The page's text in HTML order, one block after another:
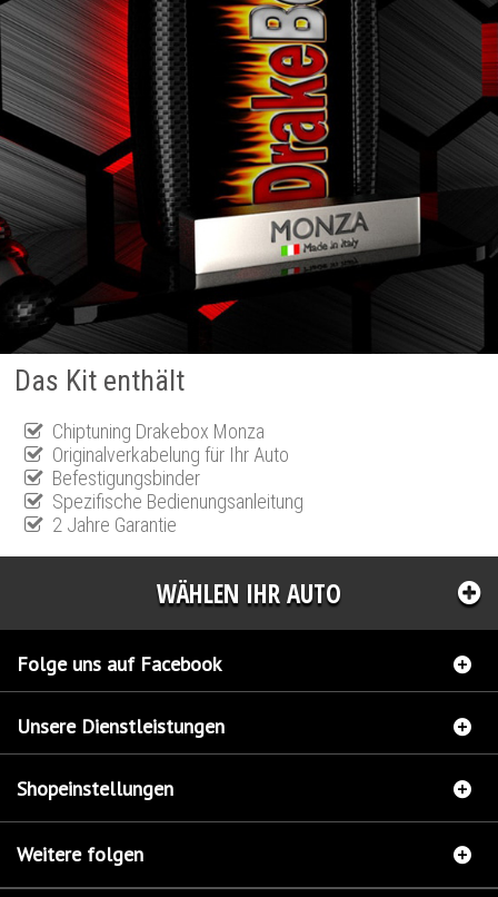
Das Kit enthält
Chiptuning Drakebox Monza
Originalverkabelung für Ihr Auto
Befestigungsbinder
Spezifische Bedienungsanleitung
2 Jahre Garantie
WÄHLEN IHR AUTO
Folge uns auf Facebook
Unsere Dienstleistungen
Shopeinstellungen
Weitere folgen